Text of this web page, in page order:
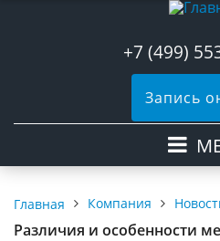
+7 (499)
Запись
Главная Компания
Различия и особенности